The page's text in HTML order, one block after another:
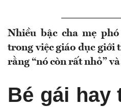
Nhiều bậc cha mẹ
trong việc giáo dục giới
rằng “nó còn rất nhỏ”
Bé gái hay